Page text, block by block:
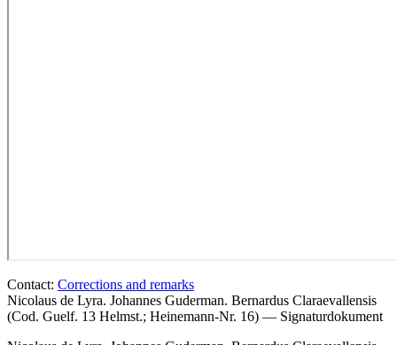
Contact: Corrections and remarks
Nicolaus de Lyra. Johannes Guderman. Bernardus Claraevallensis
(Cod. Guelf. 13 Helmst.; Heinemann-Nr. 16) — Signaturdokument